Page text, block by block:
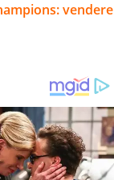
vendere